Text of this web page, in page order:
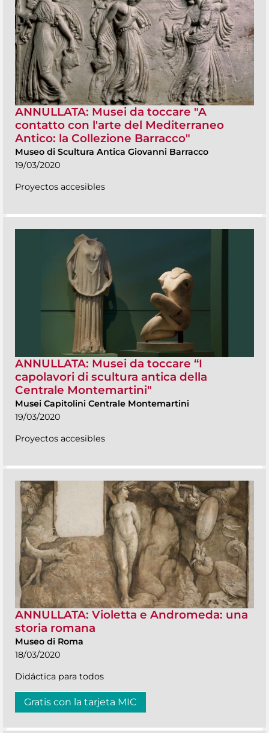
ANNULLATA: Musei da toccare "A
contatto con l'arte del Mediterraneo
Antico: la Collezione Barracco"
Museo di Scultura Antica Giovanni Barracco
19/03/2020
Proyectos accesibles
ANNULLATA: Musei da toccare “I
capolavori di scultura antica della
Centrale Montemartini"
Musei Capitolini Centrale Montemartini
19/03/2020
Proyectos accesibles
ANNULLATA: Violetta e Andromeda: una
storia romana
Museo di Roma
18/03/2020
Didáctica para todos
Gratis con la tarjeta MIC